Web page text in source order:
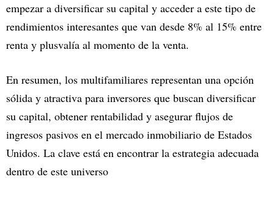
empezar a diversificar su capital y acceder a este tipo de
rendimientos interesantes que van desde 8% al 15% entre
renta y plusvalía al momento de la venta.
En resumen, los multifamiliares representan una opción
sólida y atractiva para inversores que buscan diversificar
su capital, obtener rentabilidad y asegurar flujos de
ingresos pasivos en el mercado inmobiliario de Estados
Unidos. La clave está en encontrar la estrategia adecuada
dentro de este universo